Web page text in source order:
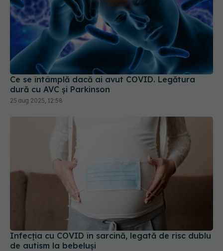
Ce se întâmplă dacă ai avut COVID. Legătura
dură cu AVC și Parkinson
25 aug 2025, 12:58
Infecția cu COVID în sarcină, legată de risc dublu
de autism la bebeluși